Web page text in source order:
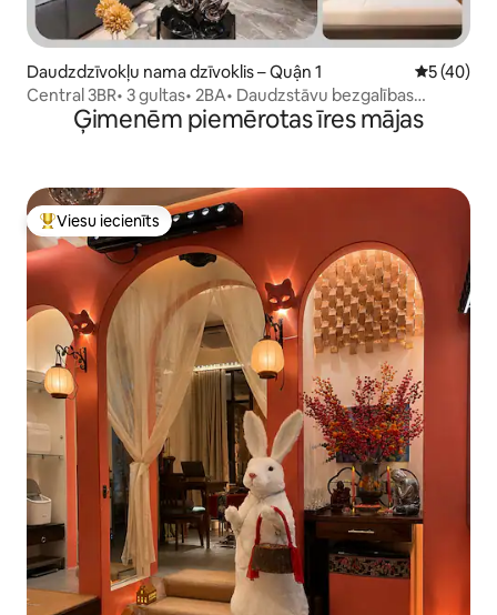
Daudzdzīvokļu nama dzīvoklis – Quận 1 Vidējais
5 (40)
Central 3BR• 3 gultas• 2BA• Daudzstāvu bezgalības
baseinsĢimenēm piemērotas īres mājas
Populārs viesu iecienīts mājoklis
Viesu iecienīts